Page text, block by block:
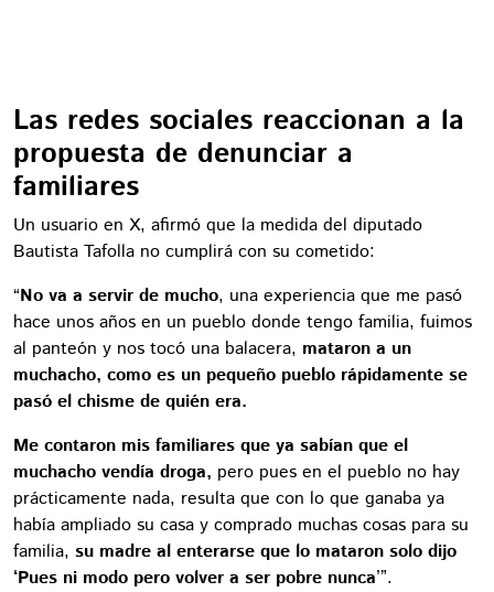
Las redes sociales reaccionan a la
propuesta de denunciar a
familiares
Un usuario en X, afirmó que la medida del diputado
Bautista Tafolla no cumplirá con su cometido:
“No va a servir de mucho, una experiencia que me pasó
hace unos años en un pueblo donde tengo familia, fuimos
al panteón y nos tocó una balacera, mataron a un
muchacho, como es un pequeño pueblo rápidamente se
pasó el chisme de quién era.
Me contaron mis familiares que ya sabían que el
muchacho vendía droga, pero pues en el pueblo no hay
prácticamente nada, resulta que con lo que ganaba ya
había ampliado su casa y comprado muchas cosas para su
familia, su madre al enterarse que lo mataron solo dijo
‘Pues ni modo pero volver a ser pobre nunca’”.